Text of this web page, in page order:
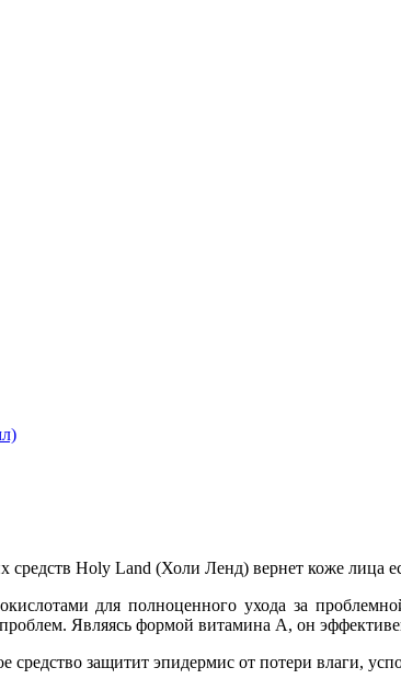
средств Holy Land (Холи Ленд) вернет коже
для полноценного ухода за
Являясь формой витамина А, он
средство защитит эпидермис от потери влаги,